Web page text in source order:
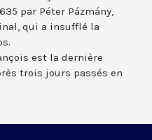
par Péter Pázmány,
qui a insufflé la
est la dernière
trois jours passés en